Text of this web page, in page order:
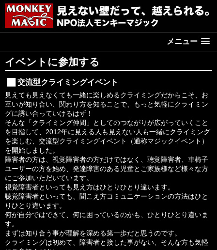
メニュー
イベントに参加する
交流型クライミングイベント
見えても見えなくても一緒に楽しめるクライミングだからこそ、お
互いが知り合い、関わり方を知ることで、もっと気軽にクライミン
グに誘い合っていけるはず！
そんな「クライミング仲間」としてのつながりが広がっていくこと
を目指して、2012年に見える人も見えない人も一緒にクライミング
を楽しむ、交流型クライミングイベント（通称マジックイベント）
を開始しました。
障害者の方は、視覚障害者の方だけではなく、聴覚障害者、車椅子
ユーザーの方を始め、発達障害のある児童とご家族様など様々な方
にご参加いただいています。
視覚障害者といっても見え方はひとりひとり違います。
聴覚障害者といっても、聞こえ方コミュニケーションの方法はひと
りひとり違います。
何が自分ではできて、何に困っているのかも、ひとりひとり違いま
す。
まずは知り合う事が理解を深める第一歩だと思うのです。
クライミングは初めて、障害者と接した事がない、そんな方も気軽